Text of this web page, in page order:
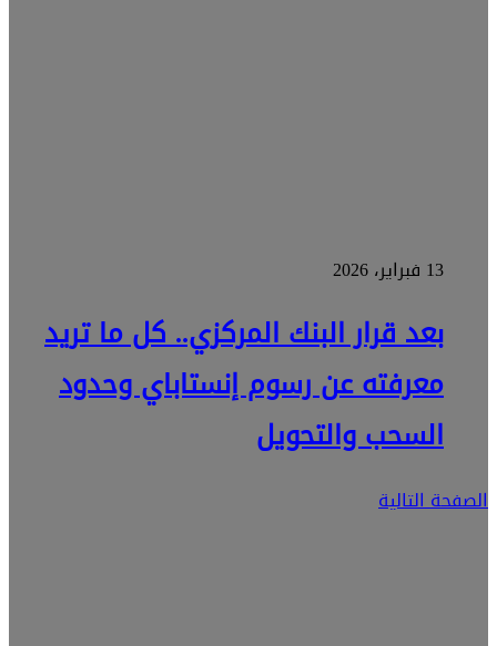
13 فبراير، 2026
بعد قرار البنك المركزي.. كل ما تريد
معرفته عن رسوم إنستاباي وحدود
السحب والتحويل
الصفحة التالية